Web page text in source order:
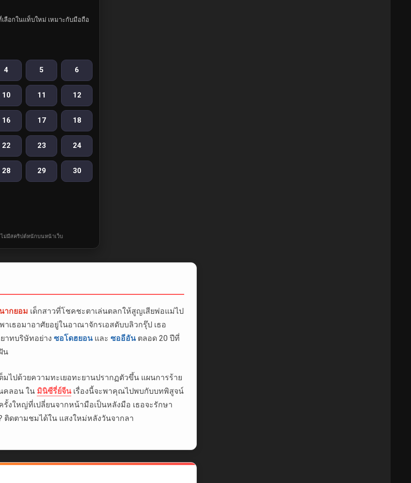
ลือกในแท็บใหม่ เหมาะกับมือถือ
4 5 6
10 11 12
16 17 18
22 23 24
28 29 30
ม่มีสคริปต์หนักบนหน้าเว็บ
ากยอม เด็กสาวที่โชคชะตาเล่นตลกให้สูญเสียพ่อแม่ไป
เธอมาอาศัยอยู่ในอาณาจักรเอสดับบลิวกรุ๊ป เธอ
าทบริษัทอย่าง ซอโดฮยอนและ ซออีอันตลอด 20 ปีที่
น
มไปด้วยความทะเยอทะยานปรากฏตัวขึ้น แผนการร้าย
คลอน ใน มินิซีรี่ย์จีนเรื่องนี้จะพาคุณไปพบกับบทพิสูจน์
งใหญ่ที่เปลี่ยนจากหน้ามือเป็นหลังมือ เธอจะรักษา
ติดตามชมได้ใน แสงใหม่หลังวันจากลา